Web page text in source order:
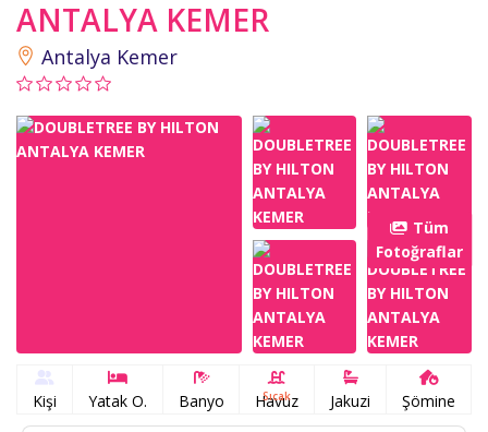
ANTALYA KEMER
Antalya Kemer
Tüm
Fotoğraflar
Kişi Yatak O. Banyo Sıcak
Havuz Jakuzi Şömine